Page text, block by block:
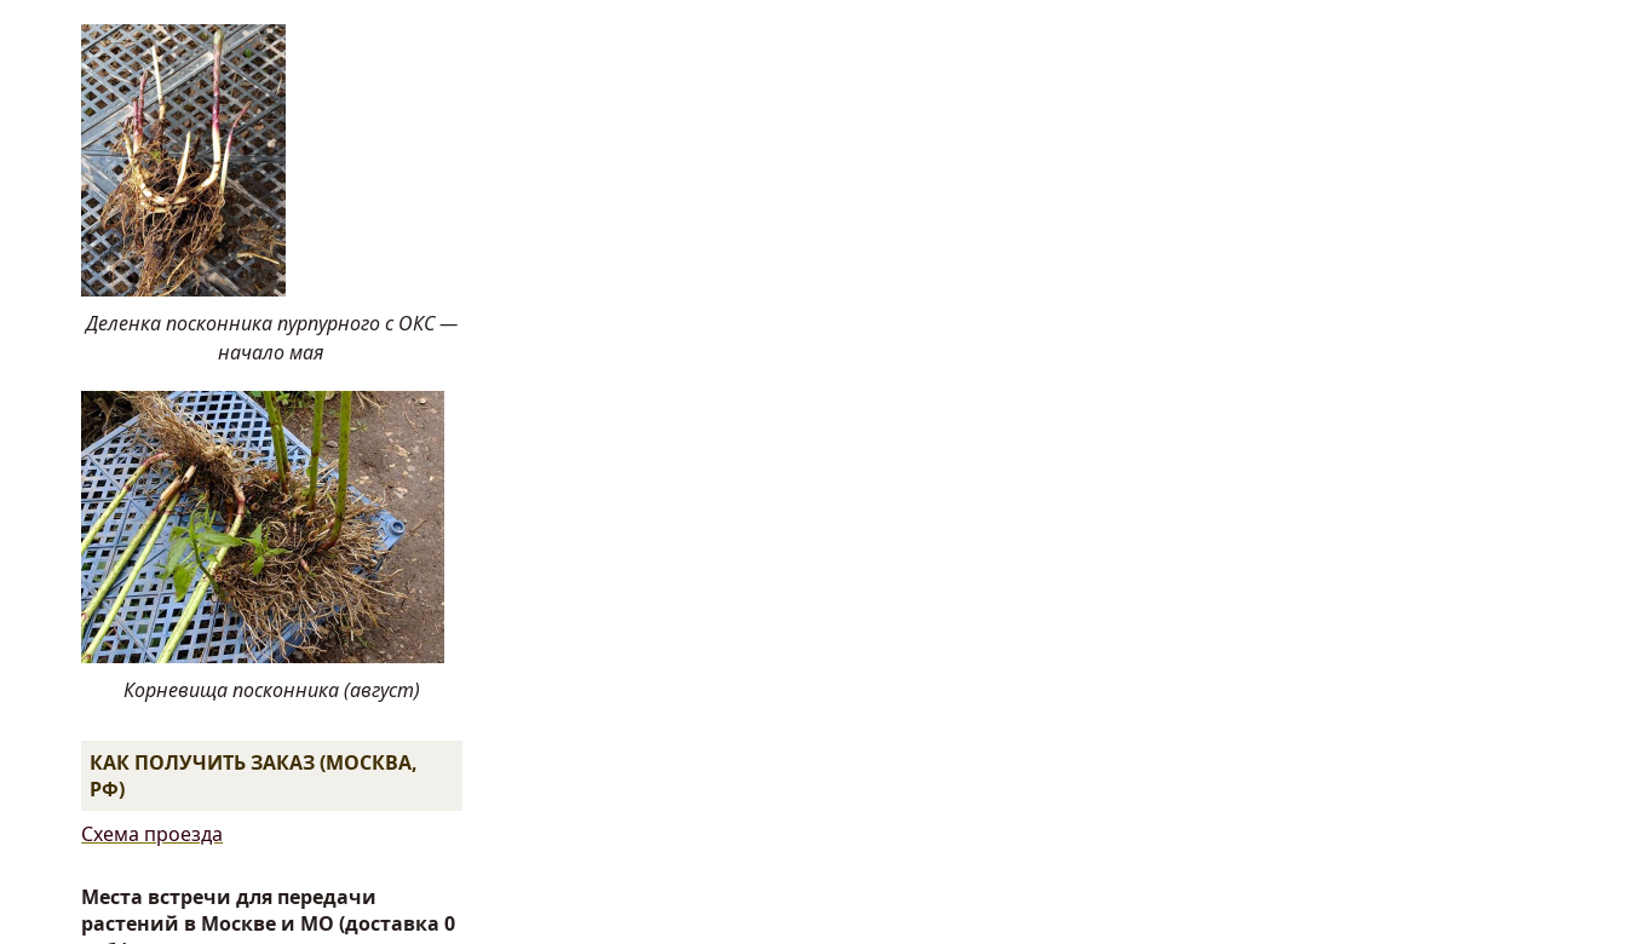
Деленка посконника пурпурного с ОКС —
начало мая
Корневища посконника (август)
КАК ПОЛУЧИТЬ ЗАКАЗ (МОСКВА,
РФ)
Схема проезда
Места встречи для передачи
растений в Москве и МО (доставка 0